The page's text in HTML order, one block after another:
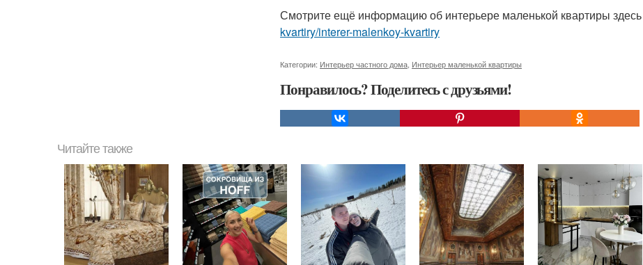
Смотрите ещё информацию об интерьере маленькой квартиры здесь
kvartiry/interer-malenkoy-kvartiry
Категории: Интерьер частного дома Интерьер маленькой квартиры
Понравилось? Поделитесь с друзьями!
Читайте также